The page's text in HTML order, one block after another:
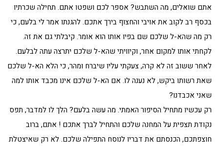
אתם שואלים, מה השתבש? אספר לכם ושפטו אתם. תחילה שכרתיו
בכסף רב לקוב את אויבי והחצוף בירך אתכם. להגנתו אמר לי בלעם, כי
רק מה שהא-ל שלכם שם בפיו אותו הוא אומר. קיבלתי גם את זה.
לקחתי אותו למקום אחר, וקיוויתי שהא-ל שלכם יתרצה עתה לבלעם.
לאחר ששוב זה לא קרה, צעקתי עליו שיברח ומהר, כי הלא הא-ל שלכם
שאת רשותו ביקש, לא נענה לו. אם הא-ל שלכם אינו מכבד אותו למה
שאני אכבדנו?
רק עכשיו מתחיל הסיפור האמתי. מה עשה בלעם? הלך לו למדבר, תפס
נקודת תצפית על המחנה שלכם והתחיל לברך אתכם ! אתם, ברוב
חוצפתכם, הכנסתם את דבריו לנוסח התפילה שלכם. לא רק שאיצטלת